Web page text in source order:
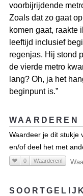
voorbijrijdende
Zoals dat zo gaat
komen gaat, raakte
leeftijd inclusief
regenjas. Hij stond
de vierde metro
lang? Oh, ja het
beginpunt is.”
WAARDEREN
Waardeer je dit stukje
en/of deel het met
0 Waarderen!